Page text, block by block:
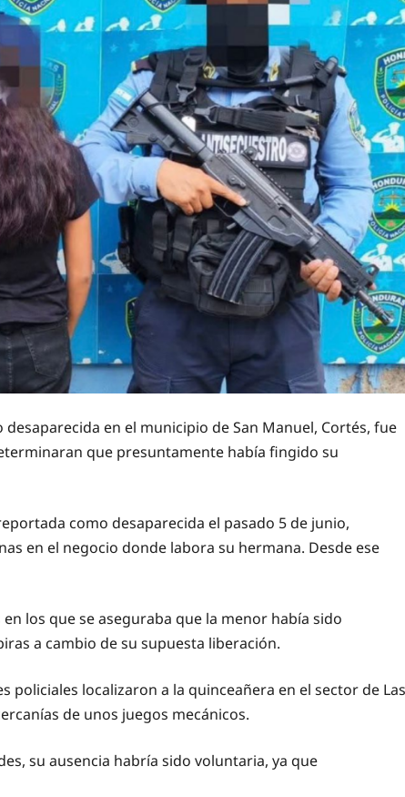
en el municipio de San Manuel, Cortés, fue
que presuntamente había fingido su
como desaparecida el pasado 5 de junio,
en el negocio donde labora su hermana. Desde ese
los que se aseguraba que la menor había sido
a cambio de su supuesta liberación.
policiales localizaron a la quinceañera en el sector de Las
de unos juegos mecánicos.
su ausencia habría sido voluntaria, ya que